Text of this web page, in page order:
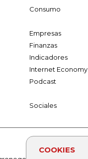
COOKIES
Consumo
Empresas
Finanzas
Indicadores
Internet Economy
Podcast
Sociales